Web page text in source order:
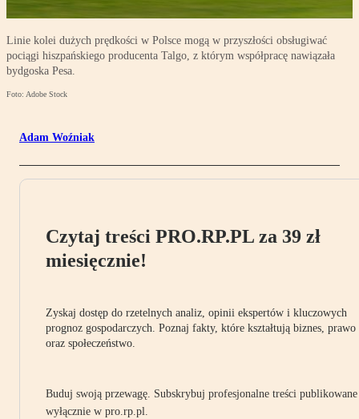
Linie kolei dużych prędkości w Polsce mogą w przyszłości obsługiwać
pociągi hiszpańskiego producenta Talgo, z którym współpracę nawiązała
bydgoska Pesa.
Foto: Adobe Stock
Adam Woźniak
Czytaj treści PRO.RP.PL za 39 zł
miesięcznie!
Zyskaj dostęp do rzetelnych analiz, opinii ekspertów i kluczowych
prognoz gospodarczych. Poznaj fakty, które kształtują biznes, prawo
oraz społeczeństwo.
Buduj swoją przewagę. Subskrybuj profesjonalne treści publikowane
wyłącznie w pro.rp.pl.